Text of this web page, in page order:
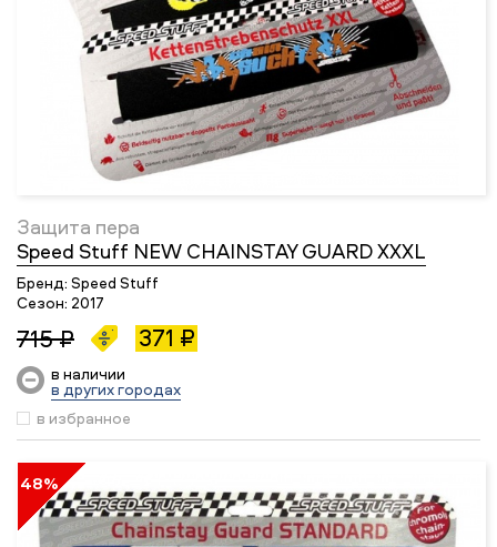
Защита пера
Speed Stuff NEW CHAINSTAY GUARD XXXL
Бренд: Speed Stuff
Сезон: 2017
715 ₽ 371 ₽
в наличии
в других городах
в избранное
48%